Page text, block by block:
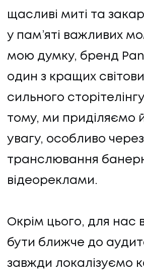
щасливі миті та
у пам’яті важливих
мою думку, бренд
один з кращих
сильного
тому, ми приділяємо
увагу, особливо через
транслювання
відеореклами.
Окрім цього, для нас
бути ближче до
завжди локалізуємо